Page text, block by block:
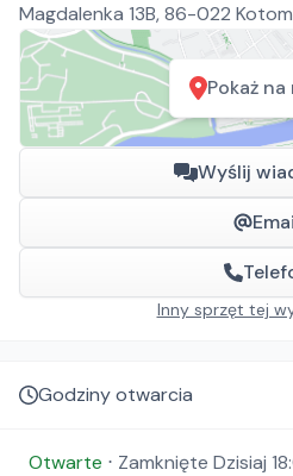
Magdalenka 13B, 86-022
Pokaż na
Wyślij
Inny sprzęt tej
Godziny otwarcia
Otwarte ⋅ Zamknięte Dzisiaj